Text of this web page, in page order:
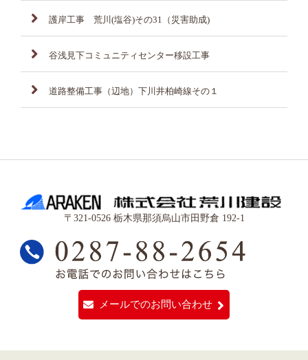
護岸工事 荒川(塩谷)その31（災害助成)
谷浅見下コミュニティセンター移設工事
道路整備工事（辺地）下川井柏崎線その１
〒321-0526 栃木県那須烏山市田野倉 192-1
メールでのお問い合わせ